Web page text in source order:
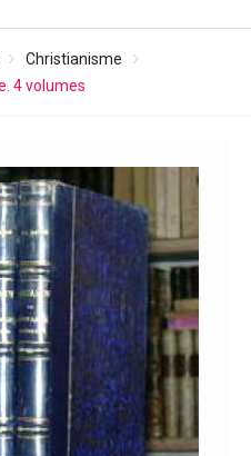
Christianisme
4 volumes